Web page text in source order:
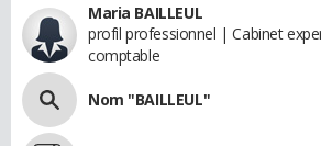
Maria BAILLEUL
profil professionnel | Cabinet
comptable
Nom "BAILLEUL"